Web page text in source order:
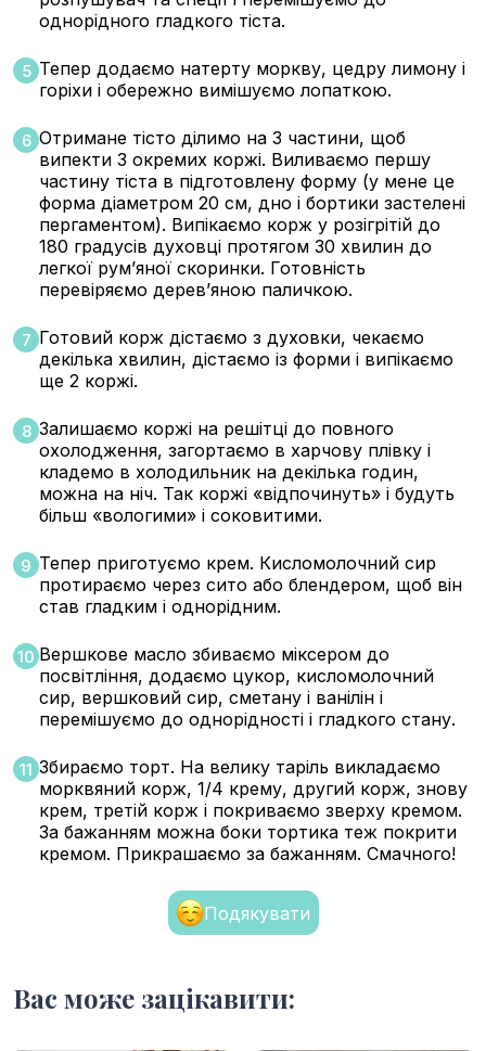
однорідного гладкого тіста.
5 Тепер додаємо натерту моркву, цедру лимону і
горіхи і обережно вимішуємо лопаткою.
6 Отримане тісто ділимо на 3 частини, щоб
випекти 3 окремих коржі. Виливаємо першу
частину тіста в підготовлену форму (у мене це
форма діаметром 20 см, дно і бортики застелені
пергаментом). Випікаємо корж у розігрітій до
180 градусів духовці протягом 30 хвилин до
легкої румʼяної скоринки. Готовність
перевіряємо деревʼяною паличкою.
7 Готовий корж дістаємо з духовки, чекаємо
декілька хвилин, дістаємо із форми і випікаємо
ще 2 коржі.
8 Залишаємо коржі на решітці до повного
охолодження, загортаємо в харчову плівку і
кладемо в холодильник на декілька годин,
можна на ніч. Так коржі «відпочинуть» і будуть
більш «вологими» і соковитими.
9 Тепер приготуємо крем. Кисломолочний сир
протираємо через сито або блендером, щоб він
став гладким і однорідним.
10 Вершкове масло збиваємо міксером до
посвітління, додаємо цукор, кисломолочний
сир, вершковий сир, сметану і ванілін і
перемішуємо до однорідності і гладкого стану.
11 Збираємо торт. На велику таріль викладаємо
морквяний корж, 1/4 крему, другий корж, знову
крем, третій корж і покриваємо зверху кремом.
За бажанням можна боки тортика теж покрити
кремом. Прикрашаємо за бажанням. Смачного!
Подякувати
Вас може зацікавити: